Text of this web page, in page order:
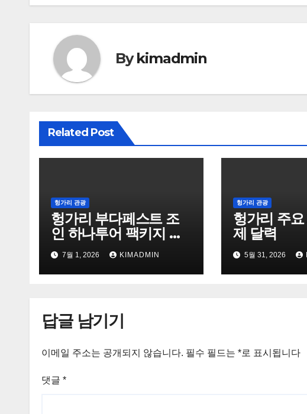
Bykimadmin
Related Post
헝가리 관광
헝가리 부다페스트 조
인 하나투어 팩키지 상
품 !7월 1, 2026 KIMADMIN
헝가리 관광
헝가리 주
제 달력
5월 31, 2026
답글 남기기
이메일 주소는 공개되지 않습니다. 필수 필드는 *로 표시됩니다
댓글 *